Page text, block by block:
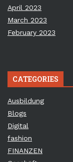
April 2023
March 2023
February 2023
CATEGORIES
Ausbildung
Blogs
Digital
fashion
FINANZEN